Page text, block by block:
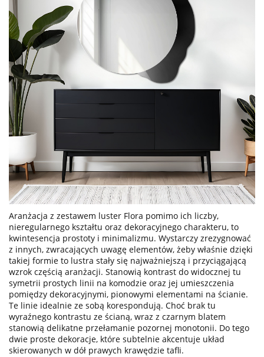
Aranżacja z zestawem luster Flora pomimo ich liczby,
nieregularnego kształtu oraz dekoracyjnego charakteru, to
kwintesencja prostoty i minimalizmu. Wystarczy zrezygnować
z innych, zwracających uwagę elementów, żeby właśnie dzięki
takiej formie to lustra stały się najważniejszą i przyciągającą
wzrok częścią aranżacji. Stanowią kontrast do widocznej tu
symetrii prostych linii na komodzie oraz jej umieszczenia
pomiędzy dekoracyjnymi, pionowymi elementami na ścianie.
Te linie idealnie ze sobą korespondują. Choć brak tu
wyraźnego kontrastu ze ścianą, wraz z czarnym blatem
stanowią delikatne przełamanie pozornej monotonii. Do tego
dwie proste dekoracje, które subtelnie akcentuje układ
skierowanych w dół prawych krawędzie tafli.